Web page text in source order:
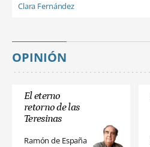
Clara Fernández
OPINIÓN
El eterno
retorno de las
Teresinas
Ramón de España